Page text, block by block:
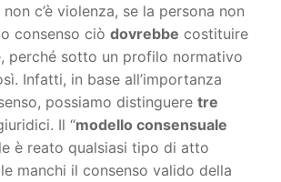
c’è violenza, se la persona non
consenso ciò dovrebbe costituire
perché sotto un profilo normativo
Infatti, in base all’importanza
possiamo distinguere tre
Il “modello consensuale
è reato qualsiasi tipo di atto
manchi il consenso valido della